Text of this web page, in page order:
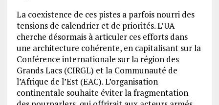
La coexistence de ces pistes a parfois nourri des
tensions de calendrier et de priorités. L’UA
cherche désormais à articuler ces efforts dans
une architecture cohérente, en capitalisant sur la
Conférence internationale sur la région des
Grands Lacs (CIRGL) et la Communauté de
l’Afrique de l’Est (EAC). L’organisation
continentale souhaite éviter la fragmentation